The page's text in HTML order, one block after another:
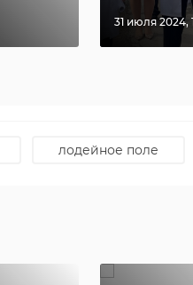
31 июля 2024,
https://max.ru/
лодейное поле